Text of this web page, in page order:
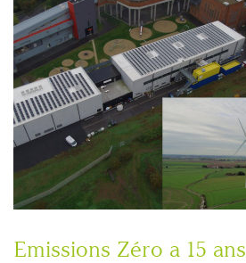
Emissions Zéro a 15 ans